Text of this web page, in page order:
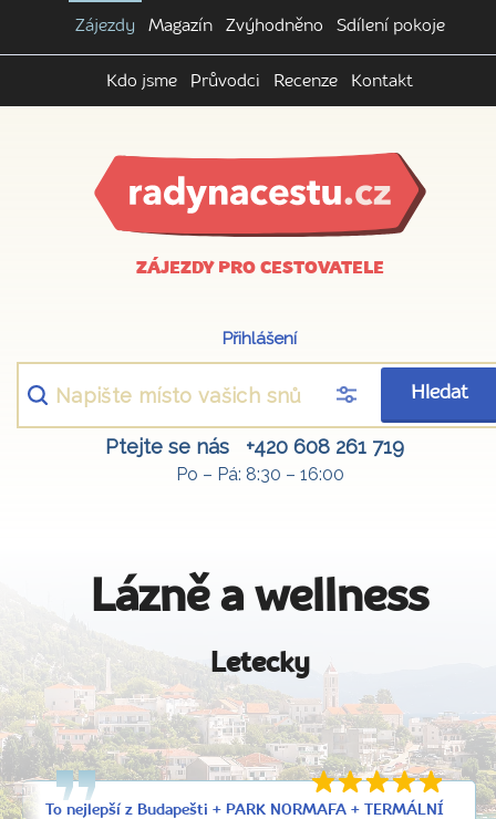
Zájezdy Magazín Zvýhodněno Sdílení pokoje
Kdo jsme Průvodci Recenze Kontakt
ZÁJEZDY PRO CESTOVATELE
Přihlášení
Hledat
Ptejte se nás +420 608 261 719
Po – Pá: 8:30 – 16:00
Lázně a wellness
Letecky
To nejlepší z Budapešti + PARK NORMAFA + TERMÁLNÍ